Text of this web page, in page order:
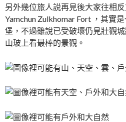
另外幾位旅人説再見後大家往相
Yamchun Zulkhomar Fort ，其實
堡，不過雖說已受破壞仍見壯觀
山玻上看最棒的景觀。